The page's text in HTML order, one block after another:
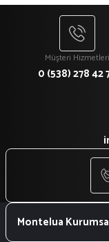
Müşteri Hizmetleri
0 (538) 278 42
Montelua